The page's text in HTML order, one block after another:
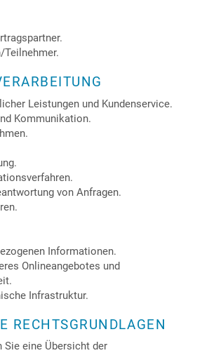
Leistungen und Kundenservice.
Kommunikation.
von Anfragen.
Informationen.
Onlineangebotes und
Infrastruktur.
RECHTSGRUNDLAGEN
Sie eine Übersicht der